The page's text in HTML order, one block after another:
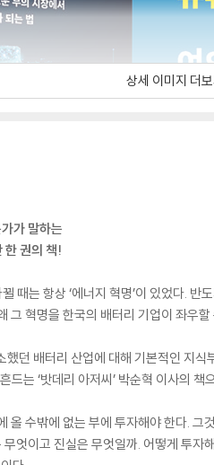
상세 이미지 더
가 말하는
한 권의 책!
때는 항상 ‘에너지 혁명’이 있었다.
그 혁명을 한국의 배터리 기업이 좌우할
했던 배터리 산업에 대해 기본적인 지
는 ‘밧데리 아저씨’ 박순혁 이사의
올 수밖에 없는 부에 투자해야 한다.
엇이고 진실은 무엇일까. 어떻게 투